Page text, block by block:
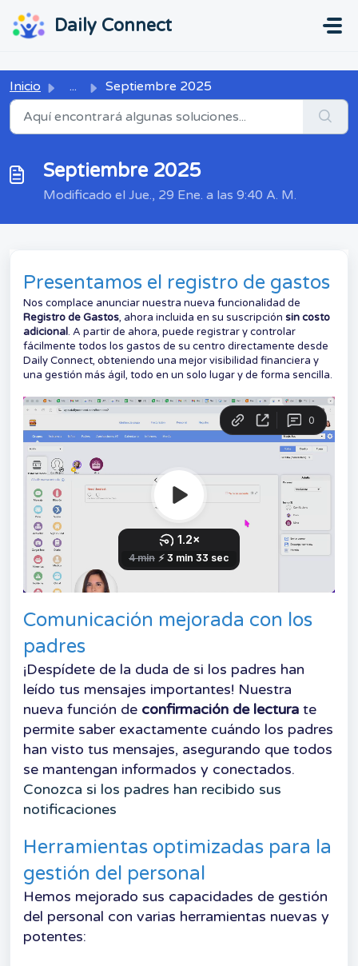
Daily Connect
Inicio ... Septiembre 2025
Septiembre 2025
Modificado el Jue., 29 Ene. a las 9:40 A. M.
Presentamos el registro de gastos
Nos complace anunciar nuestra nueva funcionalidad de
Registro de Gastos, ahora incluida en su suscripción sin costo
adicional. A partir de ahora, puede registrar y controlar
fácilmente todos los gastos de su centro directamente desde
Daily Connect, obteniendo una mejor visibilidad financiera y
una gestión más ágil, todo en un solo lugar y de forma sencilla.
Comunicación mejorada con los
padres
¡Despídete de la duda de si los padres han
leído tus mensajes importantes! Nuestra
nueva función de confirmación de lectura te
permite saber exactamente cuándo los padres
han visto tus mensajes, asegurando que todos
se mantengan informados y conectados.
Conozca si los padres han recibido sus
notificaciones
Herramientas optimizadas para la
gestión del personal
Hemos mejorado sus capacidades de gestión
del personal con varias herramientas nuevas y
potentes: